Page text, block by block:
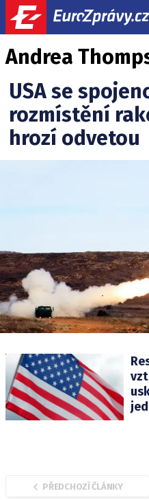
Andrea
USA se
rozmístění
hrozí odvetou
PŘEDCHOZÍ ČLÁNKY